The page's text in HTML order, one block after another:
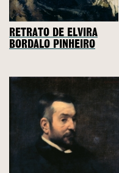
RETRATO DE ELVIRA
BORDALO PINHEIRO